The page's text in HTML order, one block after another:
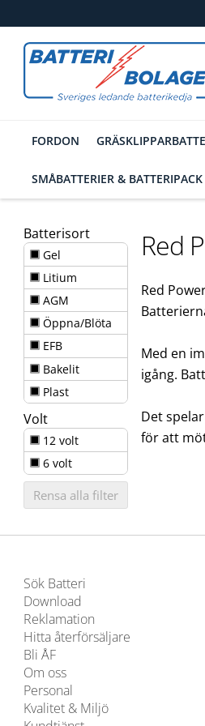
FORDON
SMÅBATTERIER & BATTERIPACK
Batterisort
Gel
Litium
AGM
Öppna/Blöta
EFB
Bakelit
Plast
Volt
12 volt
6 volt
Rensa alla filter
Red
Red
Med en
igång.
Det
för att
Sök Batteri
Download
Reklamation
Hitta återförsäljare
Bli ÅF
Om oss
Personal
Kvalitet & Miljö